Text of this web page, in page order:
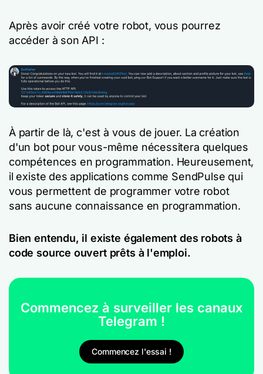
Après avoir créé votre robot, vous pourrez
accéder à son API :
À partir de là, c'est à vous de jouer. La création
d'un bot pour vous-même nécessitera quelques
compétences en programmation. Heureusement,
il existe des applications comme SendPulse qui
vous permettent de programmer votre robot
sans aucune connaissance en programmation.
Bien entendu, il existe également des robots à
code source ouvert prêts à l'emploi.
Commencez à surveiller les canaux
Telegram !
Commencez l'essai !